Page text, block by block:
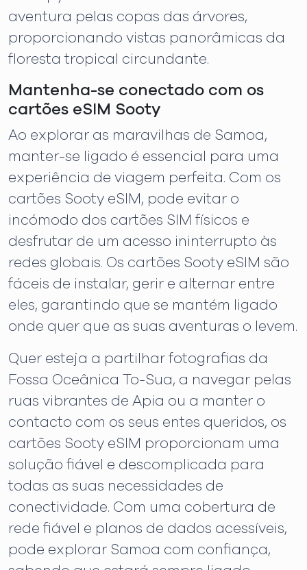
aventura pelas copas das árvores,
proporcionando vistas panorâmicas da
floresta tropical circundante.
Mantenha-se conectado com os
cartões eSIM Sooty
Ao explorar as maravilhas de Samoa,
manter-se ligado é essencial para uma
experiência de viagem perfeita. Com os
cartões Sooty eSIM, pode evitar o
incómodo dos cartões SIM físicos e
desfrutar de um acesso ininterrupto às
redes globais. Os cartões Sooty eSIM são
fáceis de instalar, gerir e alternar entre
eles, garantindo que se mantém ligado
onde quer que as suas aventuras o levem.
Quer esteja a partilhar fotografias da
Fossa Oceânica To-Sua, a navegar pelas
ruas vibrantes de Apia ou a manter o
contacto com os seus entes queridos, os
cartões Sooty eSIM proporcionam uma
solução fiável e descomplicada para
todas as suas necessidades de
conectividade. Com uma cobertura de
rede fiável e planos de dados acessíveis,
pode explorar Samoa com confiança,